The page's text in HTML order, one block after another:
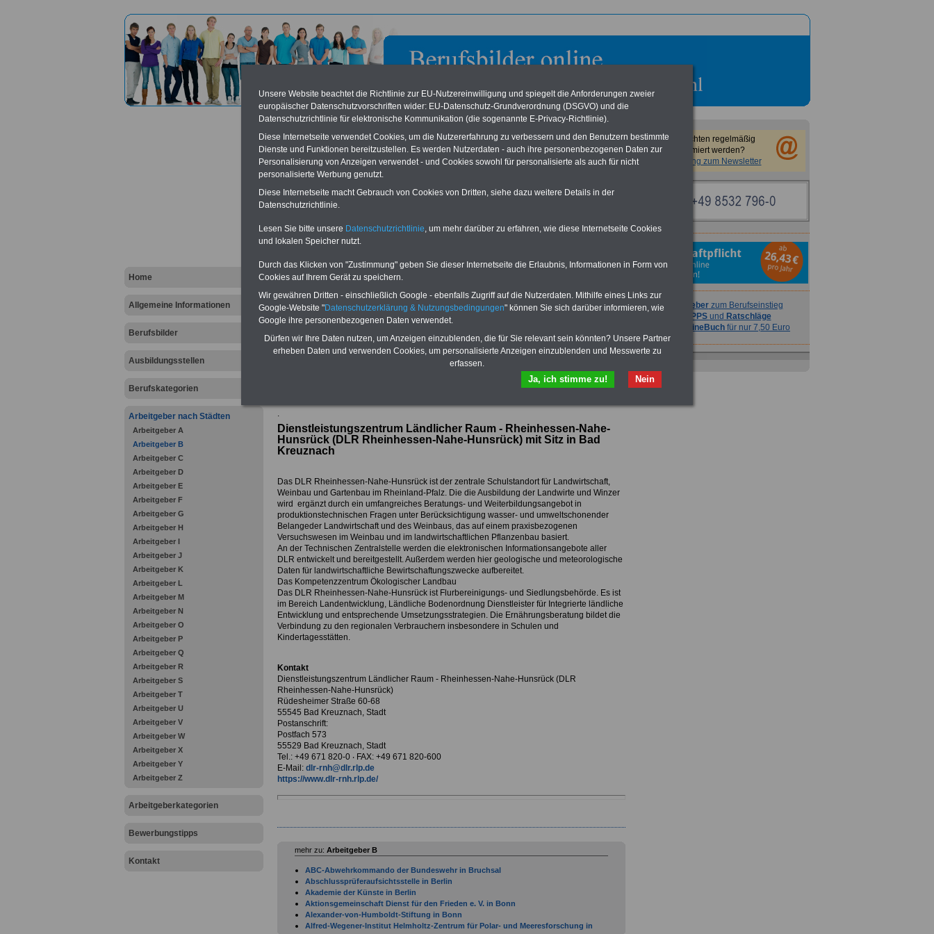
Home
Allgemeine Informationen
Berufsbilder
Ausbildungsstellen
Berufskategorien
Arbeitgeber nach Städten
Arbeitgeber A
Arbeitgeber B
Arbeitgeber C
Arbeitgeber D
Arbeitgeber E
Arbeitgeber F
Arbeitgeber G
Arbeitgeber H
Arbeitgeber I
Arbeitgeber J
Arbeitgeber K
Arbeitgeber L
Arbeitgeber M
Arbeitgeber N
Arbeitgeber O
Arbeitgeber P
Arbeitgeber Q
Arbeitgeber R
Arbeitgeber S
Arbeitgeber T
Arbeitgeber U
Arbeitgeber V
Arbeitgeber W
Arbeitgeber X
Arbeitgeber Y
Arbeitgeber Z
Arbeitgeberkategorien
Bewerbungstipps
Kontakt
Dienstleistungszentrum Ländlicher Raum - Rheinhessen-Nahe-
Hunsrück (DLR Rheinhessen-Nahe-Hunsrück) - mit Sitz in Bad
Vorteile für den öffentlichen Dienst
Bausparen schon ab 16 Jahren-
Berufsunfähigkeitsabsicherung
Krankenzusatzversicherung-
Online-Vergleich Gesetzliche
Krankenkassen -
Zahnzusatzversicherung -
Vorteile der Privaten
Krankenversicherung
Banner (halfsize 234x60) für 6 Monate bzw.
Monaten buchen. Ihr Banner wird auf allen
Einzelseiten von
berufsbilder-online.de
eingebunden. Einfach dasFormular
Mail.
.
Dienstleistungszentrum Ländlicher Raum - Rheinhessen-Nahe-
Hunsrück (DLR Rheinhessen-Nahe-Hunsrück) mit Sitz in Bad
Kreuznach
Das DLR Rheinhessen-Nahe-Hunsrück ist der zentrale Schulstandort für Landwirtschaft,
Weinbau und Gartenbau im Rheinland-Pfalz. Die die Ausbildung der Landwirte und Winzer
wird ergänzt durch ein umfangreiches Beratungs- und Weiterbildungsangebot in
produktionstechnischen Fragen unter Berücksichtigung wasser- und umweltschonender
Belangeder Landwirtschaft und des Weinbaus, das auf einem praxisbezogenen
Versuchswesen im Weinbau und im landwirtschaftlichen Pflanzenbau basiert.
An der Technischen Zentralstelle werden die elektronischen Informationsangebote aller
DLR entwickelt und bereitgestellt. Außerdem werden hier geologische und meteorologische
Daten für landwirtschaftliche Bewirtschaftungszwecke aufbereitet.
Das Kompetenzzentrum Ökologischer Landbau
Das DLR Rheinhessen-Nahe-Hunsrück ist Flurbereinigungs- und Siedlungsbehörde. Es ist
im Bereich Landentwicklung, Ländliche Bodenordnung Dienstleister für Integrierte ländliche
Entwicklung und entsprechende Umsetzungsstrategien. Die Ernährungsberatung bildet die
Verbindung zu den regionalen Verbrauchern insbesondere in Schulen und
Kindertagesstätten.
Kontakt
Dienstleistungszentrum Ländlicher Raum - Rheinhessen-Nahe-Hunsrück (DLR
Rheinhessen-Nahe-Hunsrück)
Rüdesheimer Straße 60-68
55545 Bad Kreuznach, Stadt
Postanschrift:
Postfach 573
55529 Bad Kreuznach, Stadt
Tel.: +49 671 820-0 ‧ FAX: +49 671 820-600
E-Mail: dlr-rnh@dlr.rlp.de
https://www.dlr-rnh.rlp.de/
mehr zu: Arbeitgeber B
ABC-Abwehrkommando der Bundeswehr in Bruchsal
Abschlussprüferaufsichtsstelle in Berlin
Akademie der Künste in Berlin
Aktionsgemeinschaft Dienst für den Frieden e. V. in Bonn
Alexander-von-Humboldt-Stiftung in Bonn
Alfred-Wegener-Institut Helmholtz-Zentrum für Polar- und Meeresforschung in
Sie möchten regelmäßig
informiert werden?
Anmeldung zum Newsletter
Ratgeberzum Berufseinstieg
TIPPS und Ratschläge
OnlineBuch für nur 7,50 Euro
Unsere Website beachtet die Richtlinie zur EU-Nutzereinwilligung und spiegelt die Anforderungen zweier
europäischer Datenschutzvorschriften wider: EU-Datenschutz-Grundverordnung (DSGVO) und die
Datenschutzrichtlinie für elektronische Kommunikation (die sogenannte E-Privacy-Richtlinie).
Diese Internetseite verwendet Cookies, um die Nutzererfahrung zu verbessern und den Benutzern bestimmte
Dienste und Funktionen bereitzustellen. Es werden Nutzerdaten - auch ihre personenbezogenen Daten zur
Personalisierung von Anzeigen verwendet - und Cookies sowohl für personalisierte als auch für nicht
personalisierte Werbung genutzt.
Diese Internetseite macht Gebrauch von Cookies von Dritten, siehe dazu weitere Details in der
Datenschutzrichtlinie.
Lesen Sie bitte unsere Datenschutzrichtlinie, um mehr darüber zu erfahren, wie diese Internetseite Cookies
und lokalen Speicher nutzt.
Durch das Klicken von "Zustimmung" geben Sie dieser Internetseite die Erlaubnis, Informationen in Form von
Cookies auf Ihrem Gerät zu speichern.
Wir gewähren Dritten - einschließlich Google - ebenfalls Zugriff auf die Nutzerdaten. Mithilfe eines Links zur
Google-Website "Datenschutzerklärung & Nutzungsbedingungen" können Sie sich darüber informieren, wie
Google ihre personenbezogenen Daten verwendet.
Dürfen wir Ihre Daten nutzen, um Anzeigen einzublenden, die für Sie relevant sein könnten? Unsere Partner
erheben Daten und verwenden Cookies, um personalisierte Anzeigen einzublenden und Messwerte zu
erfassen.
Nein
Ja, ich stimme zu!